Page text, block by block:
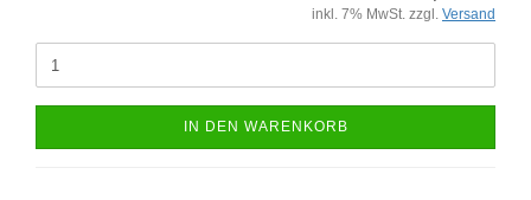
inkl. 7% MwSt. zzgl. Versand
IN DEN WARENKORB